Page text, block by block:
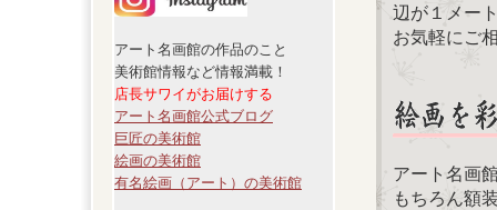
アート名画館の作品のこと
美術館情報など情報満載！
店長サワイがお届けする
アート名画館公式ブログ
巨匠の美術館
絵画の美術館
有名絵画（アート）の美術館
辺が１メー
お気軽にご
アート名画
もちろん額